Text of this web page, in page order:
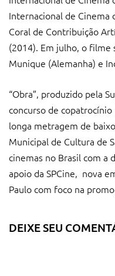
Internacional de Cinema
Coral de Contribuição
(2014). Em julho, o filme
Munique (Alemanha) e
“Obra”, produzido pela
concurso de
longa metragem de
Municipal de Cultura de
cinemas no Brasil com a
apoio da SPCine, nova
Paulo com foco na
DEIXE SEU